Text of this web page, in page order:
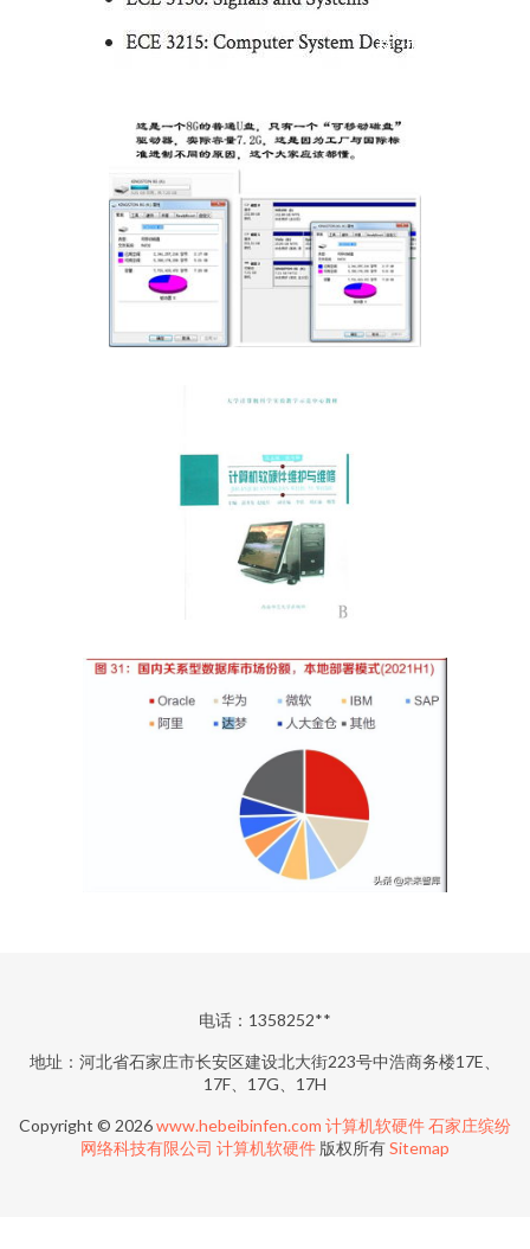
电话：1358252**
地址：河北省石家庄市长安区建设北大街223号中浩商务楼17E、
17F、17G、17H
Copyright © 2026www.hebeibinfen.com 计算机软硬件石家庄缤纷
网络科技有限公司 计算机软硬件 版权所有Sitemap